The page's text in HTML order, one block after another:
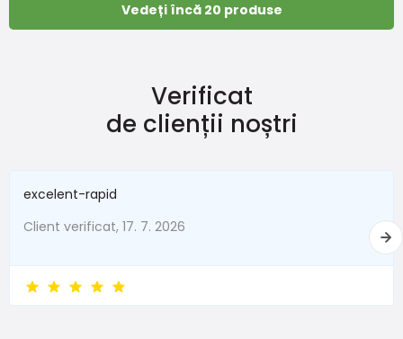
Vedeți încă 20 produse
Verificat
de clienții noștri
excelent-rapid
Client verificat, 17. 7. 2026